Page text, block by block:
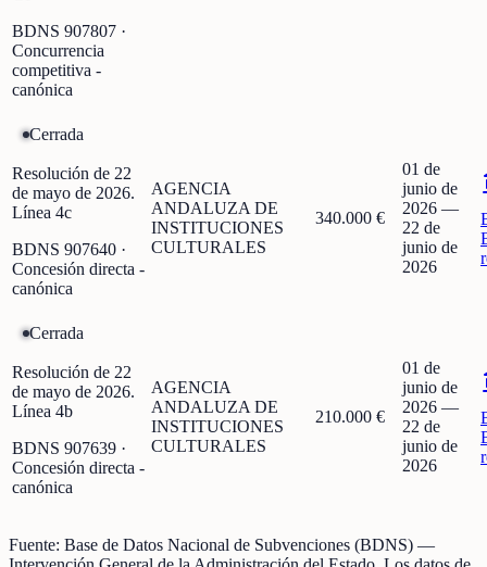
BDNS 907807 ·
Concurrencia
competitiva -
canónica
Cerrada
Resolución de 22
de mayo de 2026.
Línea 4c
BDNS 907640 ·
Concesión directa -
canónica
AGENCIA
ANDALUZA DE
INSTITUCIONES
CULTURALES
340.000 €
01 de
junio de
2026 —
22 de
junio de
2026
Cerrada
Resolución de 22
de mayo de 2026.
Línea 4b
BDNS 907639 ·
Concesión directa -
canónica
AGENCIA
ANDALUZA DE
INSTITUCIONES
CULTURALES
210.000 €
01 de
junio de
2026 —
22 de
junio de
2026
Fuente: Base de Datos Nacional de Subvenciones (BDNS) —